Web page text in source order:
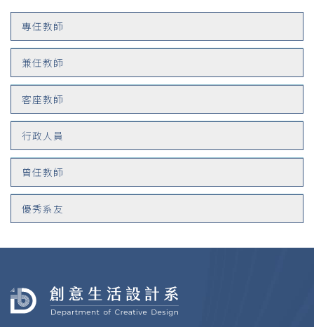
專任教師
兼任教師
客座教師
行政人員
曾任教師
優秀系友